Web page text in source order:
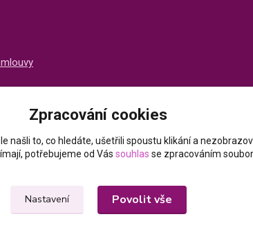
Zpracování cookies
našli to, co hledáte, ušetřili spoustu klikání a
potřebujeme od Vás souhlas se zpracováním
Nastavení Povolit vše